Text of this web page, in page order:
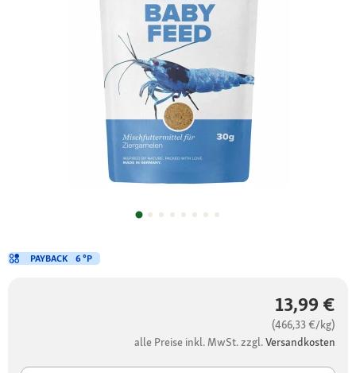
13,99 €
(466,33 €/kg)
alle Preise inkl. MwSt. zzgl.Versandkosten
PAYBACK 6 °P